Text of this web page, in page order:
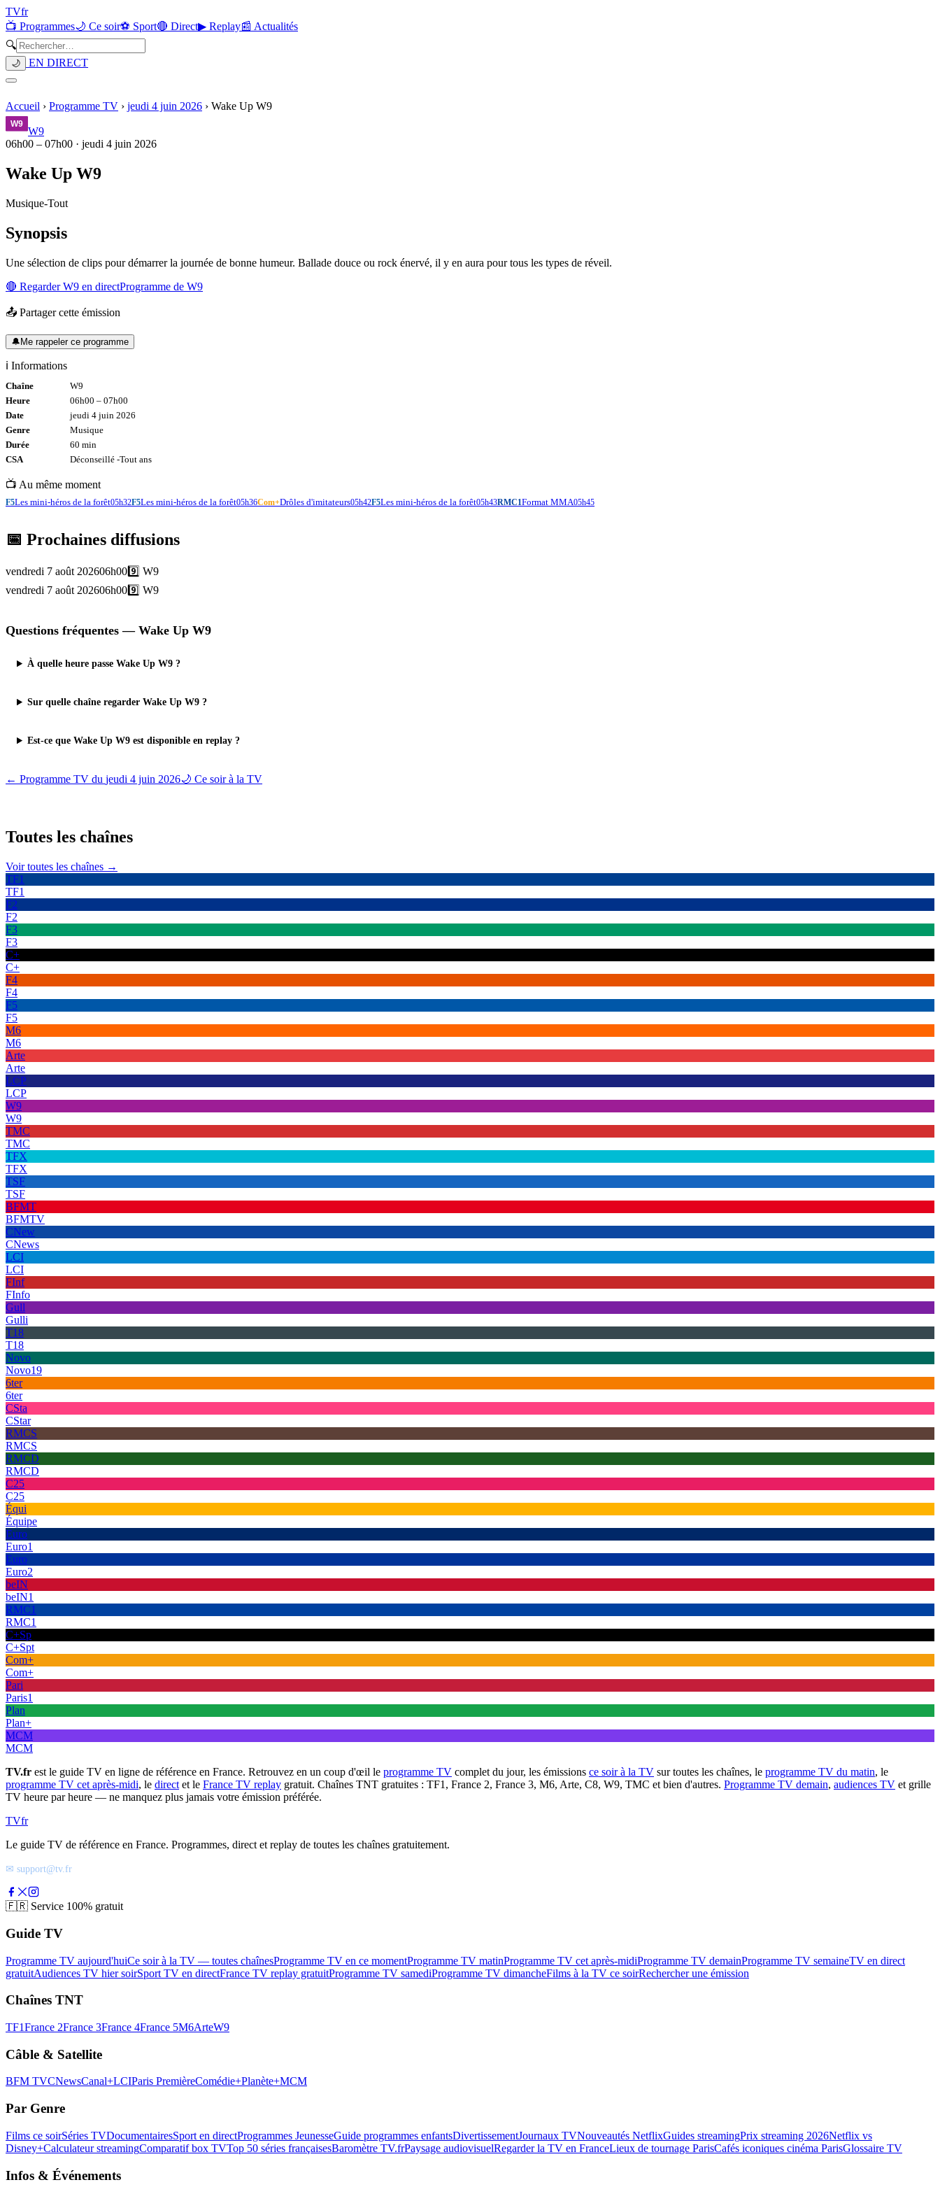
TVfr
📺 Programmes🌙 Ce soir⚽ Sport🔴 Direct▶ Replay📰 Actualités
🔍
🌙 EN DIRECT
Accueil › Programme TV › jeudi 4 juin 2026 › Wake Up W9
W9
06h00 – 07h00 · jeudi 4 juin 2026
Wake Up W9
Musique-Tout
Synopsis
Une sélection de clips pour démarrer la journée de bonne humeur. Ballade douce ou rock énervé, il y en aura pour tous les types de réveil.
🔴 RegarderW9 en directProgramme de W9
📤 Partager cette émission
🔔Me rappeler ce programme
ℹ️ Informations
Chaîne
W9
Heure
06h00 – 07h00
Date
jeudi 4 juin 2026
Genre
Musique
Durée
60 min
CSA
Déconseillé -Tout ans
📺 Au même moment
F5Les mini-héros de la forêt05h32F5Les mini-héros de la forêt05h36Com+Drôles d'imitateurs05h42F5Les mini-héros de la forêt05h43RMC1Format MMA05h45
📅 Prochaines diffusions
vendredi 7 août 202606h009️⃣ W9
vendredi 7 août 202606h009️⃣ W9
Questions fréquentes — Wake Up W9
À quelle heure passe Wake Up W9 ?
Sur quelle chaîne regarder Wake Up W9 ?
Est-ce que Wake Up W9 est disponible en replay ?
← Programme TV du jeudi 4 juin 2026🌙 Ce soir à la TV
Toutes les chaînes
Voir toutes les chaînes →
TF1
TF1
F2
F2
F3
F3
C+
C+
F4
F4
F5
F5
M6
M6
Arte
Arte
LCP
LCP
W9
W9
TMC
TMC
TFX
TFX
TSF
TSF
BFMT
BFMTV
CNew
CNews
LCI
LCI
FInf
FInfo
Gull
Gulli
T18
T18
Novo
Novo19
6ter
6ter
CSta
CStar
RMCS
RMCS
RMCD
RMCD
C25
C25
Équi
Équipe
Euro
Euro1
Euro
Euro2
beIN
beIN1
RMC1
RMC1
C+Sp
C+Spt
Com+
Com+
Pari
Paris1
Plan
Plan+
MCM
MCM
TV.fr est le guide TV en ligne de référence en France. Retrouvez en un coup d'œil le programme TV complet du jour, les émissions ce soir à la TV sur toutes les chaînes, le programme TV du matin, le
programme TV cet après-midi, le direct et le France TV replay gratuit. Chaînes TNT gratuites : TF1, France 2, France 3, M6, Arte, C8, W9, TMC et bien d'autres. Programme TV demain, audiences TV et grille
TV heure par heure — ne manquez plus jamais votre émission préférée.
TVfr
Le guide TV de référence en France. Programmes, direct et replay de toutes les chaînes gratuitement.
✉ support@tv.fr
🇫🇷 Service 100% gratuit
Guide TV
Programme TV aujourd'huiCe soir à la TV — toutes chaînesProgramme TV en ce momentProgramme TV matinProgramme TV cet après-midiProgramme TV demainProgramme TV semaineTV en direct
gratuitAudiences TV hier soirSport TV en directFrance TV replay gratuitProgramme TV samediProgramme TV dimancheFilms à la TV ce soirRechercher une émission
Chaînes TNT
TF1France 2France 3France 4France 5M6ArteW9
Câble & Satellite
BFM TVCNewsCanal+LCIParis PremièreComédie+Planète+MCM
Par Genre
Films ce soirSéries TVDocumentairesSport en directProgrammes JeunesseGuide programmes enfantsDivertissementJournaux TVNouveautés NetflixGuides streamingPrix streaming 2026Netflix vs
Disney+Calculateur streamingComparatif box TVTop 50 séries françaisesBaromètre TV.frPaysage audiovisuelRegarder la TV en FranceLieux de tournage ParisCafés iconiques cinéma ParisGlossaire TV
Infos & Événements